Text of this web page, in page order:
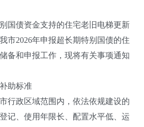
债资金支持的住宅老旧电梯更新
市2026年申报超长期特别国债的住
备和申报工作，现将有关事项通知
助标准
市行政区域范围内，依法依规建设的
记、使用年限长、配置水平低、运